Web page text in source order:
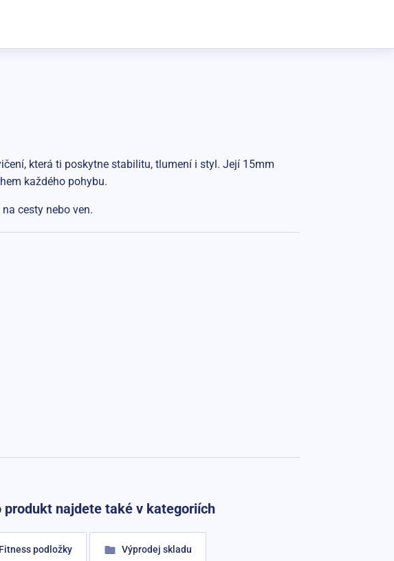
která ti poskytne stabilitu, tlumení i styl. Její 15mm
každého pohybu.
cesty nebo ven.
produkt najdete také v kategoriích
Fitness podložky Výprodej skladu